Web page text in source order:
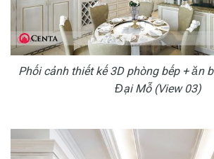
Phối cảnh thiết kế 3D phòng bếp + ăn
Đại Mỗ (View 03)